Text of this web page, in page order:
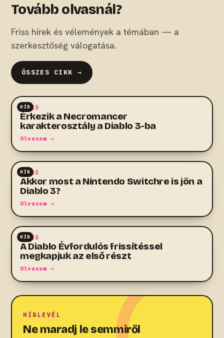
Tovább olvasnál?
Friss hírek és vélemények a témában — a
szerkesztőség válogatása.
ÖSSZES CIKK →
HÍR
AKCIÓ
Érkezik a Necromancer
karakterosztály a Diablo 3-ba
Olvasom →
HÍR
AKCIÓ
Akkor most a Nintendo Switchre is jön a
Diablo 3?
Olvasom →
HÍR
AKCIÓ
A Diablo Évfordulós frissítéssel
megkapjuk az első részt
Olvasom →
HÍRLEVÉL
Ne maradj le semmiről